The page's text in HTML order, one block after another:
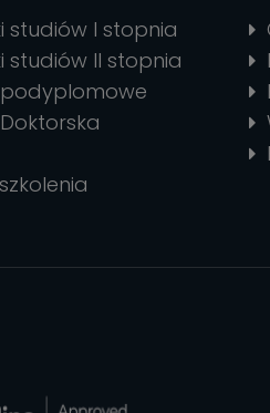
studiów I stopnia
studiów II stopnia